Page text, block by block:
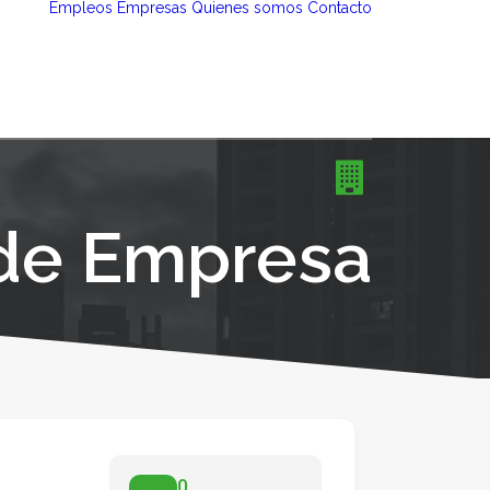
Empleos Empresas Quienes somos Contacto
Empresa